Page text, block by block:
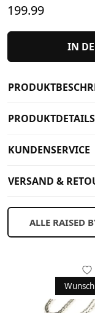
199.99
IN
PRODUKTDETAILS
KUNDENSERVICE
VERSAND &
ALLE RAISED